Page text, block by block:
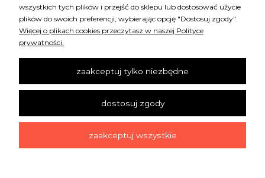
MARKI
ZAKUPY
SZYBKI KONTAKT
INFORMACJE
wszystkich tych plików i przejść do sklepu lub dostosować użycie
plików do swoich preferencji, wybierając opcję "Dostosuj zgody".
Więcej o plikach cookies przeczytasz w naszej Polityce
prywatności.
zaakceptuj tylko niezbędne
dostosuj zgody
zaakceptuj wszystkie